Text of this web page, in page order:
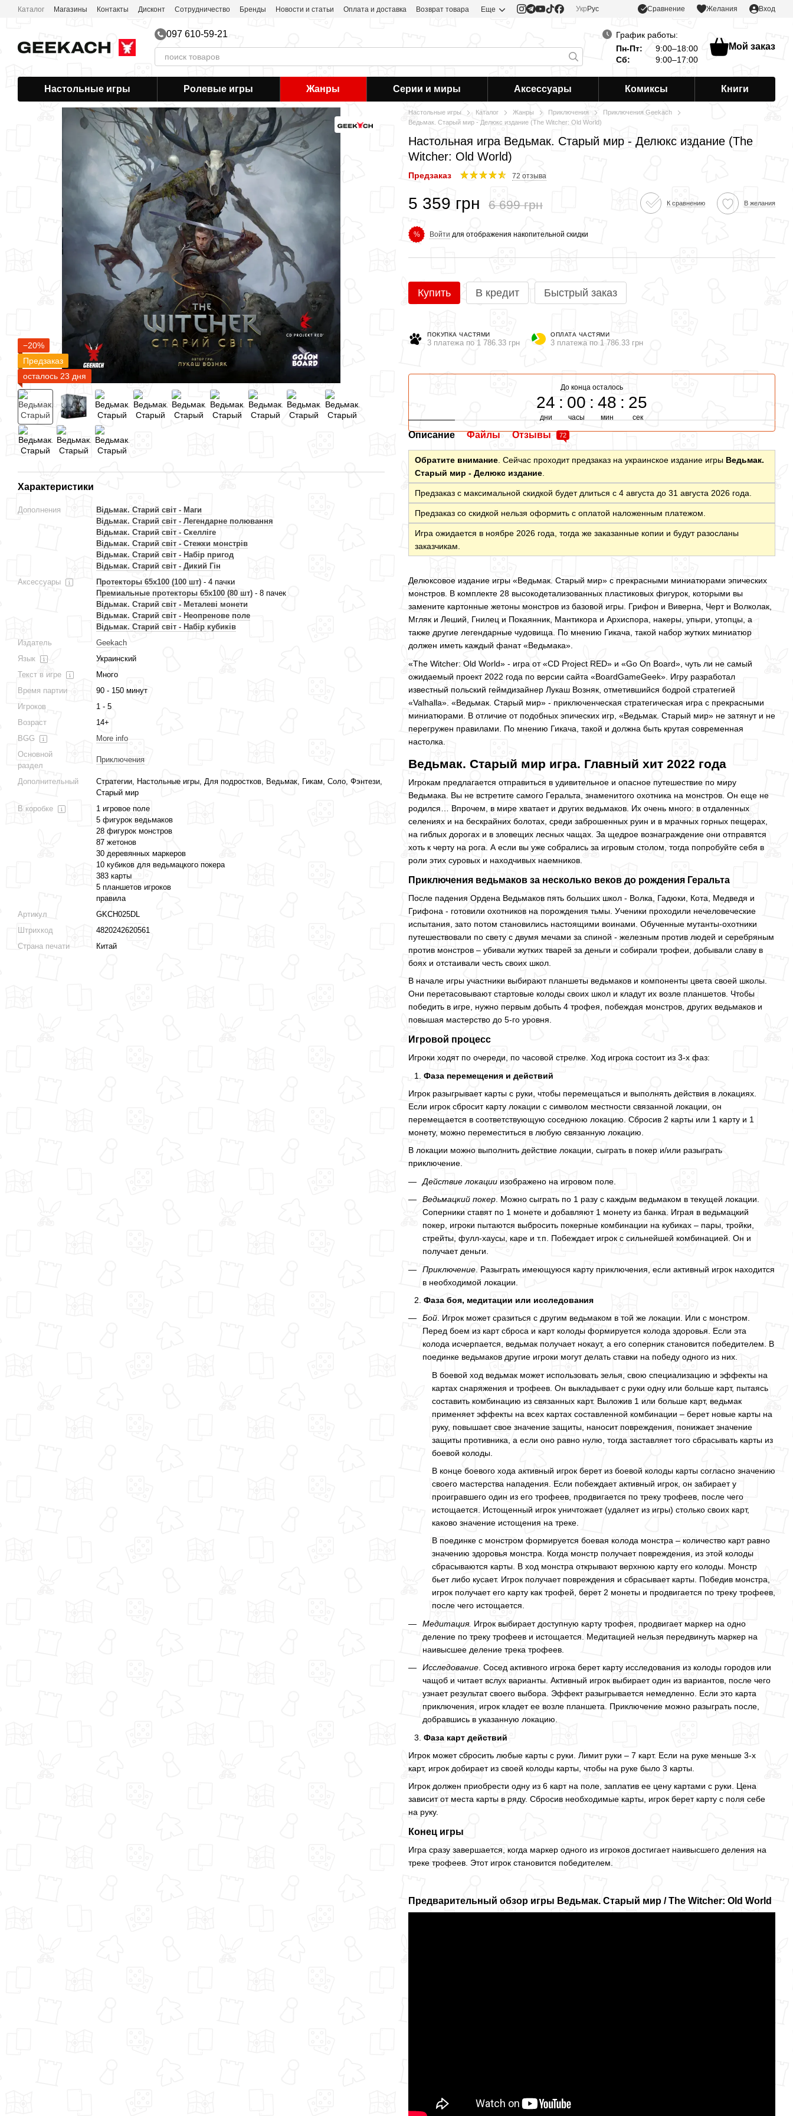
Перейти к основному контенту
Каталог Магазины Контакты Дисконт Сотрудничество Бренды Новости и статьи Оплата и доставка Возврат товара Еще Укр Рус Сравнение Желания Вход
097 610-59-21
График работы:
Пн-Пт:
9:00–18:00
Сб:
9:00–17:00
Мой заказ
Настольные игры Ролевые игры Жанры Серии и миры Аксессуары Комиксы Книги
−20%
Предзаказ
осталось 23 дня
Характеристики
Дополнения
Відьмак. Старий світ - Маги
Відьмак. Старий світ - Легендарне полювання
Відьмак. Старий світ - Скелліге
Відьмак. Старий світ - Стежки монстрів
Відьмак. Старий світ - Набір пригод
Відьмак. Старий світ - Дикий Гін
Аксессуары
Протекторы 65x100 (100 шт) - 4 пачки
Премиальные протекторы 65x100 (80 шт) - 8 пачек
Відьмак. Старий світ - Металеві монети
Відьмак. Старий світ - Неопренове поле
Відьмак. Старий світ - Набір кубиків
Издатель
Geekach
Язык
Украинский
Текст в игре
Много
Время партии
90 - 150 минут
Игроков
1 - 5
Возраст
14+
BGG
More info
Основной
раздел
Приключения
Дополнительный
Стратегии, Настольные игры, Для подростков, Ведьмак, Гикам, Соло, Фэнтези,
Старый мир
В коробке
1 игровое поле
5 фигурок ведьмаков
28 фигурок монстров
87 жетонов
30 деревянных маркеров
10 кубиков для ведьмацкого покера
383 карты
5 планшетов игроков
правила
Артикул
GKCH025DL
Штрихкод
4820242620561
Страна печати
Китай
Настольные игры Каталог Жанры Приключения
Приключения Geekach
Ведьмак. Старый мир - Делюкс издание (The Witcher: Old World)
Настольная игра Ведьмак. Старый мир - Делюкс издание (The
Witcher: Old World)
Предзаказ 72 отзыва
5 359 грн 6 699 грн К сравнению В желания
% Войти для отображения накопительной скидки
Купить В кредит Быстрый заказ
ПОКУПКА ЧАСТЯМИ
3 платежа по 1 786.33 грн
ОПЛАТА ЧАСТЯМИ
3 платежа по 1 786.33 грн
До конца осталось
24
дни
00
часы
48
мин
24
сек
Описание Файлы Отзывы 72
Обратите внимание . Сейчас проходит предзаказ на украинское издание игры Ведьмак.
Старый мир - Делюкс издание
Предзаказ с максимальной скидкой будет длиться с 4 августа до 31 августа 2026 года.
Предзаказ со скидкой нельзя оформить с оплатой наложенным платежом.
Игра ожидается в ноябре 2026 года, тогда же заказанные копии и будут разосланы
заказчикам.
Делюксовое издание игры «Ведьмак. Старый мир» с прекрасными миниатюрами эпических
монстров. В комплекте 28 высокодетализованных пластиковых фигурок, которыми вы
замените картонные жетоны монстров из базовой игры. Грифон и Виверна, Черт и Волколак,
Мгляк и Леший, Гнилец и Покаянник, Мантикора и Архиспора, накеры, упыри, утопцы, а
также другие легендарные чудовища. По мнению Гикача, такой набор жутких миниатюр
должен иметь каждый фанат «Ведьмака».
«The Witcher: Old World» - игра от «CD Project RED» и «Go On Board», чуть ли не самый
ожидаемый проект 2022 года по версии сайта «BoardGameGeek». Игру разработал
известный польский геймдизайнер Лукаш Возняк, отметившийся бодрой стратегией
«Valhalla». «Ведьмак. Старый мир» - приключенческая стратегическая игра с прекрасными
миниатюрами. В отличие от подобных эпических игр, «Ведьмак. Старый мир» не затянут и не
перегружен правилами. По мнению Гикача, такой и должна быть крутая современная
настолка.
Ведьмак. Старый мир игра. Главный хит 2022 года
Игрокам предлагается отправиться в удивительное и опасное путешествие по миру
Ведьмака. Вы не встретите самого Геральта, знаменитого охотника на монстров. Он еще не
родился… Впрочем, в мире хватает и других ведьмаков. Их очень много: в отдаленных
селениях и на бескрайних болотах, среди заброшенных руин и в мрачных горных пещерах,
на гиблых дорогах и в зловещих лесных чащах. За щедрое вознаграждение они отправятся
хоть к черту на рога. А если вы уже собрались за игровым столом, тогда попробуйте себя в
роли этих суровых и находчивых наемников.
Приключения ведьмаков за несколько веков до рождения Геральта
После падения Ордена Ведьмаков пять больших школ - Волка, Гадюки, Кота, Медведя и
Грифона - готовили охотников на порождения тьмы. Ученики проходили нечеловеческие
испытания, зато потом становились настоящими воинами. Обученные мутанты-охотники
путешествовали по свету с двумя мечами за спиной - железным против людей и серебряным
против монстров – убивали жутких тварей за деньги и собирали трофеи, добывали славу в
боях и отстаивали честь своих школ.
В начале игры участники выбирают планшеты ведьмаков и компоненты цвета своей школы.
Они перетасовывают стартовые колоды своих школ и кладут их возле планшетов. Чтобы
победить в игре, нужно первым добыть 4 трофея, побеждая монстров, других ведьмаков и
повышая мастерство до 5-го уровня.
Игровой процесс
Игроки ходят по очереди, по часовой стрелке. Ход игрока состоит из 3-х фаз:
Фаза перемещения и действий
Игрок разыгрывает карты с руки, чтобы перемещаться и выполнять действия в локациях.
Если игрок сбросит карту локации с символом местности связанной локации, он
перемещается в соответствующую соседнюю локацию. Сбросив 2 карты или 1 карту и 1
монету, можно переместиться в любую связанную локацию.
В локации можно выполнить действие локации, сыграть в покер и/или разыграть
приключение.
Действие локации изображено на игровом поле.
Ведьмацкий покер . Можно сыграть по 1 разу с каждым ведьмаком в текущей локации.
Соперники ставят по 1 монете и добавляют 1 монету из банка. Играя в ведьмацкий
покер, игроки пытаются выбросить покерные комбинации на кубиках – пары, тройки,
стрейты, фулл-хаусы, каре и т.п. Побеждает игрок с сильнейшей комбинацией. Он и
получает деньги.
Приключение . Разыграть имеющуюся карту приключения, если активный игрок находится
в необходимой локации.
Фаза боя, медитации или исследования
Бой. Игрок может сразиться с другим ведьмаком в той же локации. Или с монстром.
Перед боем из карт сброса и карт колоды формируется колода здоровья. Если эта
колода исчерпается, ведьмак получает нокаут, а его соперник становится победителем. В
поединке ведьмаков другие игроки могут делать ставки на победу одного из них.
В боевой ход ведьмак может использовать зелья, свою специализацию и эффекты на
картах снаряжения и трофеев. Он выкладывает с руки одну или больше карт, пытаясь
составить комбинацию из связанных карт. Выложив 1 или больше карт, ведьмак
применяет эффекты на всех картах составленной комбинации – берет новые карты на
руку, повышает свое значение защиты, наносит повреждения, понижает значение
защиты противника, а если оно равно нулю, тогда заставляет того сбрасывать карты из
боевой колоды.
В конце боевого хода активный игрок берет из боевой колоды карты согласно значению
своего мастерства нападения. Если побеждает активный игрок, он забирает у
проигравшего один из его трофеев, продвигается по треку трофеев, после чего
истощается. Истощенный игрок уничтожает (удаляет из игры) столько своих карт,
каково значение истощения на треке.
В поединке с монстром формируется боевая колода монстра – количество карт равно
значению здоровья монстра. Когда монстр получает повреждения, из этой колоды
сбрасываются карты. В ход монстра открывают верхнюю карту его колоды. Монстр
бьет либо кусает. Игрок получает повреждения и сбрасывает карты. Победив монстра,
игрок получает его карту как трофей, берет 2 монеты и продвигается по треку трофеев,
после чего истощается.
Медитация. Игрок выбирает доступную карту трофея, продвигает маркер на одно
деление по треку трофеев и истощается. Медитацией нельзя передвинуть маркер на
наивысшее деление трека трофеев.
Исследование. Сосед активного игрока берет карту исследования из колоды городов или
чащоб и читает вслух варианты. Активный игрок выбирает один из вариантов, после чего
узнает результат своего выбора. Эффект разыгрывается немедленно. Если это карта
приключения, игрок кладет ее возле планшета. Приключение можно разыграть после,
добравшись в указанную локацию.
Фаза карт действий
Игрок может сбросить любые карты с руки. Лимит руки – 7 карт. Если на руке меньше 3-х
карт, игрок добирает из своей колоды карты, чтобы на руке было 3 карты.
Игрок должен приобрести одну из 6 карт на поле, заплатив ее цену картами с руки. Цена
зависит от места карты в ряду. Сбросив необходимые карты, игрок берет карту с поля себе
на руку.
Конец игры
Игра сразу завершается, когда маркер одного из игроков достигает наивысшего деления на
треке трофеев. Этот игрок становится победителем.
Предварительный обзор игры Ведьмак. Старый мир / The Witcher: Old World